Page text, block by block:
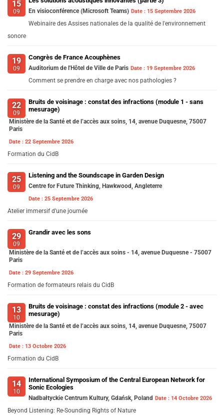
15
09 En visioconférence (Microsoft Teams) Date : 15 Septembre 2026
Webinaire des Assises nationales de la qualité de l'environnement
sonore
19
09
Congrès de France Acouphènes
Auditorium de l'Hôtel de Ville de Paris Date : 19 Septembre 2026
Comment se prendre en charge avec nos pathologies ?
22
09
Bruits de voisinage : constat des infractions (module 1 - sans
mesurage)
Ministère de la Santé et de l’accès aux soins, 14, avenue Duquesne, 75007
Paris
Date : 22 Septembre 2026
Formation du CidB
25
09
Listening and the Soundscape in Garden Design
Centre for Future Thinking, Hawkwood, Angleterre
Date : 25 Septembre 2026
Atelier immersif d’une journée
29
09
Grandir avec les sons
Ministère de la Santé et de l’accès aux soins - 14, avenue Duquesne - 75007
Paris
Date : 29 Septembre 2026
Formation de formateurs relais du CidB
13
10
Bruits de voisinage : constat des infractions (module 2 - avec
mesurage)
Ministère de la Santé et de l’accès aux soins, 14, avenue Duquesne, 75007
Paris
Date : 13 Octobre 2026
Formation du CidB
14
10
International Symposium of the Central European Network for
Sonic Ecologies
Nadbałtyckie Centrum Kultury, Gdańsk, Poland Date : 14 Octobre 2026
Beyond Listening: Re-Sounding Rights of Nature